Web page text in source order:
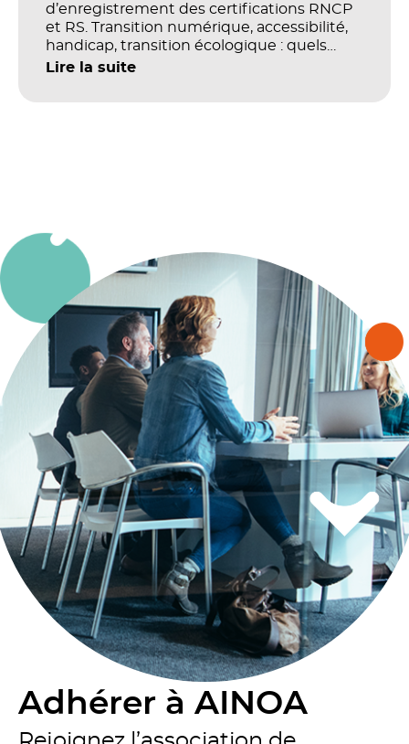
d’enregistrement des certifications RNCP
et RS. Transition numérique, accessibilité,
handicap, transition écologique : quels
impacts concrets pour les référentiels dans
Lire la suite
Adhérer à AINOA